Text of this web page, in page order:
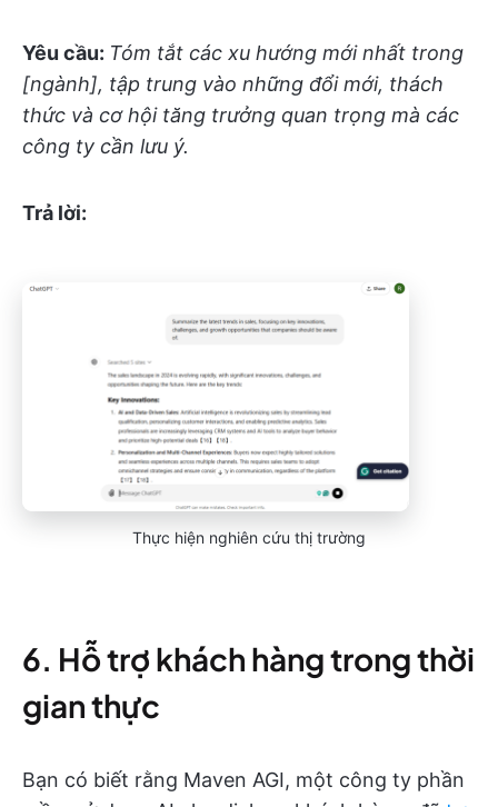
Yêu cầu: Tóm tắt các xu hướng mới nhất trong
[ngành], tập trung vào những đổi mới, thách
thức và cơ hội tăng trưởng quan trọng mà các
công ty cần lưu ý.
Trả lời:
Thực hiện nghiên cứu thị trường
6. Hỗ trợ khách hàng trong thời
gian thực
Bạn có biết rằng Maven AGI, một công ty phần